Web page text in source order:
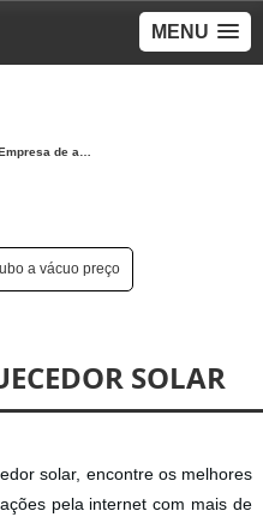
MENU
a vácuo preço
SOLAR
solar, encontre os melhores
pela internet com mais de